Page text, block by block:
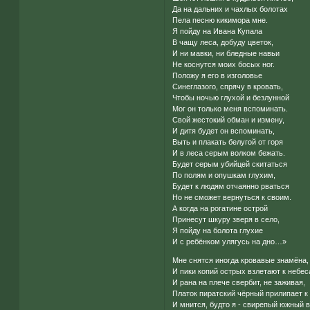
Да на дальних и чахлых болотах
Пела песню кикимора мне.
Я пойду на Ивана Купала
В чащу леса, добуду цветок,
И ни мавки, ни бледные навьи
Не коснутся моих босых ног.
Положу я его в изголовье
Синеглазого, спрячу в кровать,
Чтобы ночью глухой и безлунной
Мог он только меня вспоминать.
Свой жестокий обман и измену,
И дитя будет он вспоминать,
Выть и плакать белугой от горя
И в леса серым волком бежать.
Будет серым убийцей скитаться
По полям и опушкам глухим,
Будет к людям отчаянно рваться
Но не сможет вернуться к своим.
А когда на рогатине острой
Принесут шкуру зверя в село,
Я пойду на болота глухие
И с ребёнком улягусь на дно…»
Мне снятся иногда кровавые знамёна,
И пики копий острых взлетают к
И рана на плече свербит, не заживая,
Платок пиратский чёрный прилипает
И мнится, будто я - свирепый южный